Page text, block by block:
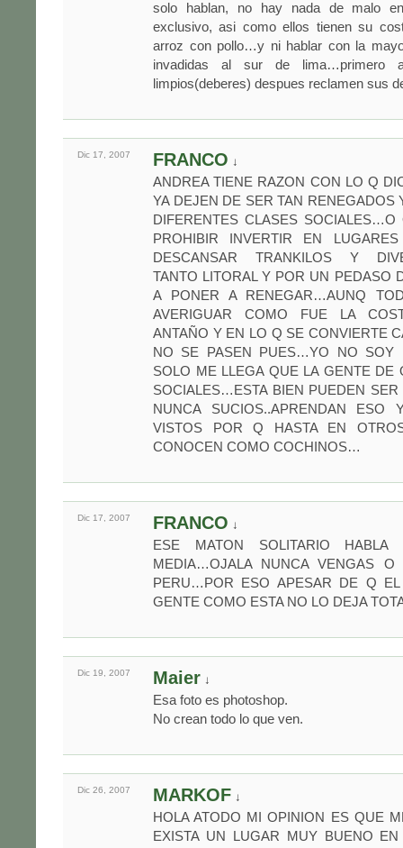
solo hablan, no hay nada de malo
exclusivo, asi como ellos tienen su
arroz con pollo…y ni hablar con la
invadidas al sur de lima…primero
limpios(deberes) despues reclamen sus
Dic 17, 2007 FRANCO ↓
ANDREA TIENE RAZON CON LO Q
YA DEJEN DE SER TAN RENEGADOS
DIFERENTES CLASES
PROHIBIR INVERTIR EN
DESCANSAR TRANKILOS Y
TANTO LITORAL Y POR UN PEDASO
A PONER A RENEGAR…AUNQ
AVERIGUAR COMO FUE LA
ANTAÑO Y EN LO Q SE CONVIERTE
NO SE PASEN PUES…YO NO SOY
SOLO ME LLEGA QUE LA GENTE DE
SOCIALES…ESTA BIEN PUEDEN
NUNCA SUCIOS..APRENDAN ESO
VISTOS POR Q HASTA EN
CONOCEN COMO COCHINOS…
Dic 17, 2007 FRANCO ↓
ESE MATON SOLITARIO HABLA
MEDIA…OJALA NUNCA VENGAS O
PERU…POR ESO APESAR DE Q EL
GENTE COMO ESTA NO LO DEJA
Dic 19, 2007 Maier ↓
Esa foto es photoshop.
No crean todo lo que ven.
Dic 26, 2007 MARKOF ↓
HOLA ATODO MI OPINION ES QUE
EXISTA UN LUGAR MUY BUENO